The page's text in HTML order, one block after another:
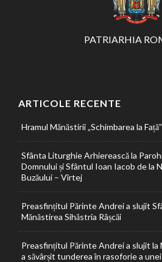
PATRIARHIA
ARTICOLE RECENTE
Hramul Mănăstirii „Schimbarea la
Sfânta Liturghie Arhierească la
Domnului și Sfântul Ioan Iacob de la
Buzăului – Vîrtej
Preasfințitul Părinte Andrei a slujit
Mănăstirea Sihăstria Râșcăi
Preasfințitul Părinte Andrei a slujit la
a săvârșit tunderea în rasoforie a